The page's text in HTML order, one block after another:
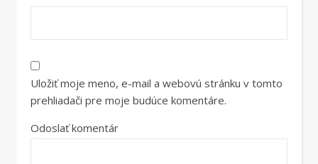
Uložiť moje meno, e-mail a webovú stránku v tomto
prehliadači pre moje budúce komentáre.
Odoslať komentár